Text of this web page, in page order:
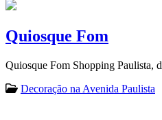
Quiosque Fom
Quiosque Fom Shopping Paulista,
Decoração na Avenida Paulista